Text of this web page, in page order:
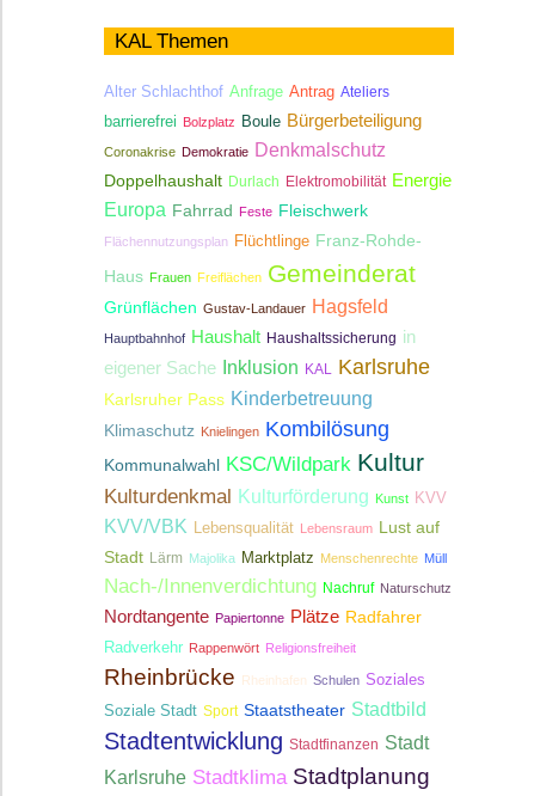
KAL Themen
Alter Schlachthof Anfrage Antrag Ateliers
barrierefrei Bolzplatz Boule Bürgerbeteiligung
Coronakrise Demokratie Denkmalschutz
Doppelhaushalt Durlach Elektromobilität Energie
Europa Fahrrad Feste Fleischwerk
Flächennutzungsplan Flüchtlinge Franz-Rohde-
Haus Frauen Freiflächen Gemeinderat
Grünflächen Gustav-Landauer Hagsfeld
Hauptbahnhof Haushalt Haushaltssicherung in
eigener Sache Inklusion KAL Karlsruhe
Karlsruher Pass Kinderbetreuung
Klimaschutz Knielingen Kombilösung
Kommunalwahl KSC/Wildpark Kultur
Kulturdenkmal Kulturförderung Kunst KVV
KVV/VBK Lebensqualität Lebensraum
Lust auf
Stadt Lärm Majolika Marktplatz Menschenrechte Müll
Nach-/Innenverdichtung Nachruf Naturschutz
Nordtangente Papiertonne Plätze Radfahrer
Radverkehr Rappenwört Religionsfreiheit
Rheinbrücke Rheinhafen Schulen Soziales
Soziale Stadt Sport Staatstheater Stadtbild
Stadtentwicklung Stadtfinanzen Stadt
Karlsruhe Stadtklima Stadtplanung